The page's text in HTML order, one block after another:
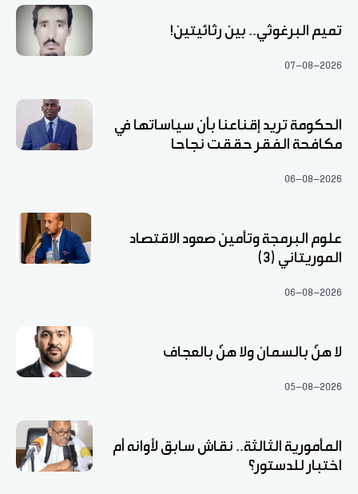
تميم البرغوثي.. بين رثائيتين!
07-08-2026
الحكومة تريد إقناعنا بأن سياساتها في
مكافحة الفقر حققت نجاحا
06-08-2026
علوم البرمجة وتأمين صعود الاقتصاد
الموريتاني (3)
06-08-2026
لا هنّ بالسمان ولا هنّ بالعجاف
05-08-2026
المأمورية الثالثة.. نقاش سابق لأوانه أم
اختبار للدستور؟